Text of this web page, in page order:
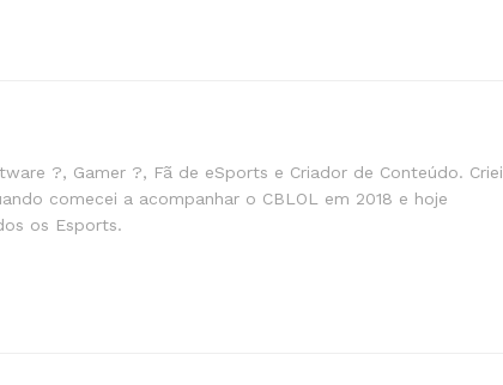
?, Gamer ?, Fã de eSports e Criador de Conteúdo. Criei
comecei a acompanhar o CBLOL em 2018 e hoje
os Esports.